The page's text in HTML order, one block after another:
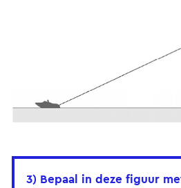
3) Bepaal in deze figuur